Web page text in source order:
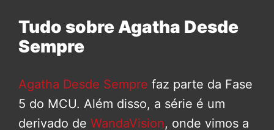
Tudo sobre Agatha Desde
Sempre
Agatha Desde Sempre faz parte da Fase
5 do MCU. Além disso, a série é um
derivado de WandaVision, onde vimos a